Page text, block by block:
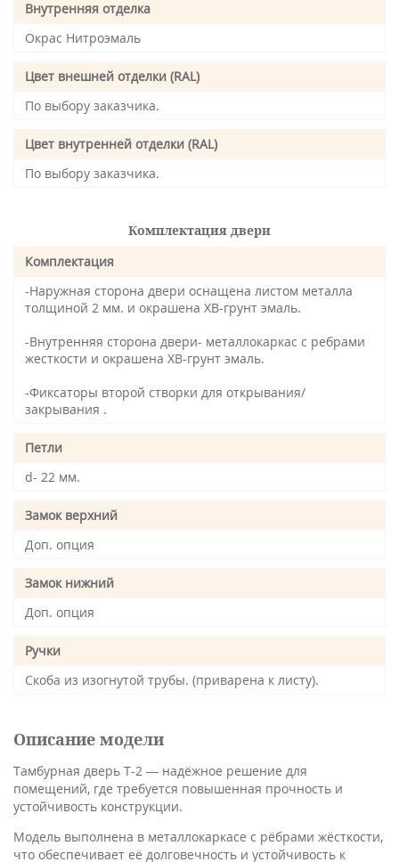
Внутренняя отделка
Окрас Нитроэмаль
Цвет внешней отделки (RAL)
По выбору заказчика.
Цвет внутренней отделки (RAL)
По выбору заказчика.
Комплектация двери
Комплектация
-Наружная сторона двери оснащена листом металла
толщиной 2 мм. и окрашена ХВ-грунт эмаль.
-Внутренняя сторона двери- металлокаркас с ребрами
жесткости и окрашена ХВ-грунт эмаль.
-Фиксаторы второй створки для открывания/
закрывания .
Петли
d- 22 мм.
Замок верхний
Доп. опция
Замок нижний
Доп. опция
Ручки
Скоба из изогнутой трубы. (приварена к листу).
Описание модели
Тамбурная дверь Т-2 — надёжное решение для
помещений, где требуется повышенная прочность и
устойчивость конструкции.
Модель выполнена в металлокаркасе с рёбрами жёсткости,
что обеспечивает её долговечность и устойчивость к